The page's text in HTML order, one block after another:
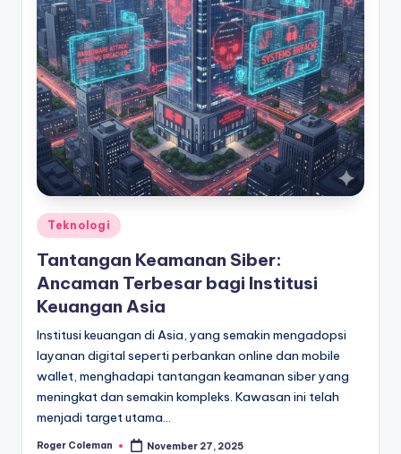
Posted
in
Teknologi
Tantangan Keamanan Siber:
Ancaman Terbesar bagi Institusi
Keuangan Asia
Institusi keuangan di Asia, yang semakin mengadopsi
layanan digital seperti perbankan online dan mobile
wallet, menghadapi tantangan keamanan siber yang
meningkat dan semakin kompleks. Kawasan ini telah
menjadi target utama…
Posted
Roger Coleman November 27, 2025